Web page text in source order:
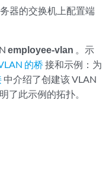
器的交换机上配置端
employee-vlan 。示
的桥 接和示例：为
中介绍了创建该 VLAN
了此示例的拓扑。